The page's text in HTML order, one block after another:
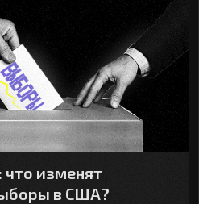
что изменят
в США?